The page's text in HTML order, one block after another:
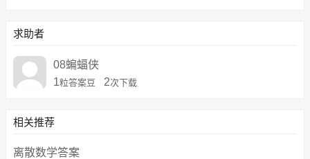
求助者
08蝙蝠侠
1粒答案豆 2次下载
相关推荐
离散数学答案